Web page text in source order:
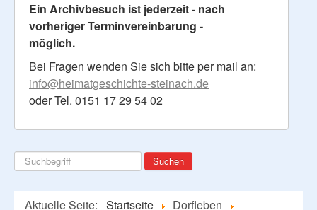
Ein Archivbesuch ist jederzeit - nach
vorheriger Terminvereinbarung -
möglich.
Bei Fragen wenden Sie sich bitte per mail an:
info@heimatgeschichte-steinach.de
oder Tel. 0151 17 29 54 02
Suchen
...
Suchen
Aktuelle Seite: Startseite
Dorfleben